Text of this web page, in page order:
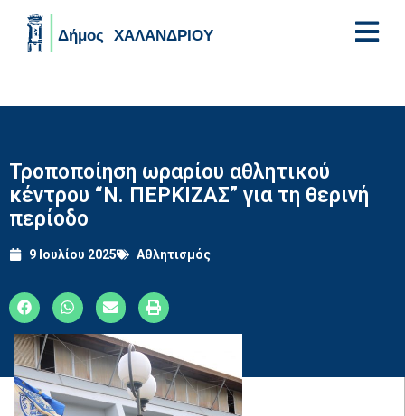
Τροποποίηση ωραρίου αθλητικού
κέντρου “Ν. ΠΕΡΚΙΖΑΣ” για τη θερινή
περίοδο
9 Ιουλίου 2025 Αθλητισμός